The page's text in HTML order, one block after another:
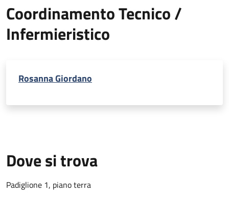
Coordinamento Tecnico /
Infermieristico
Rosanna Giordano
Dove si trova
Padiglione 1, piano terra